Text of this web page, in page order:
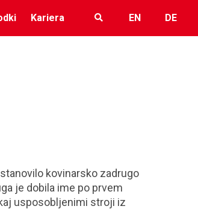
Kariera EN DE
kovinarsko zadrugo
je dobila ime po prvem
usposobljenimi stroji iz